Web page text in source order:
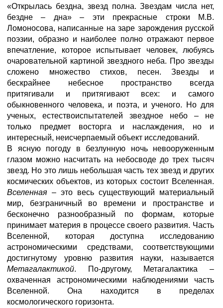
«Открылась бездна, звезд полна. Звездам числа нет,
бездне – дна» – эти прекрасные строки М.В.
Ломоносова, написанные на заре зарождения русской
поэзии, образно и наиболее полно отражают первое
впечатление, которое испытывает человек, любуясь
очаровательной картиной звездного неба. Про звезды
сложено множество стихов, песен. Звезды и
бескрайнее небесное пространство всегда
притягивали и притягивают всех: и самого
обыкновенного человека, и поэта, и ученого. Но для
ученых, естествоиспытателей звездное небо – не
только предмет восторга и наслаждения, но и
интересный, неисчерпаемый объект исследований.
В ясную погоду в безлунную ночь невооруженным
глазом можно насчитать на небосводе до трех тысяч
звезд. Но это лишь небольшая часть тех звезд и других
космических объектов, из которых состоит Вселенная.
Вселенная – это весь существующий материальный
мир, безграничный во времени и пространстве и
бесконечно разнообразный по формам, которые
принимает материя в процессе своего развития. Часть
Вселенной, которая доступна исследованию
астрономическими средствами, соответствующими
достигнутому уровню развития науки, называется
Метагалактикой. По-другому, Метагалактика –
охваченная астрономическими наблюдениями часть
Вселенной. Она находится в пределах
космологического горизонта.